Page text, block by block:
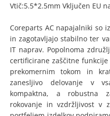
Vtič:5.5*2.5mm Vključen EU
Coreparts AC napajalniki so
in zagotavljajo stabilno ter
IT naprav. Popolnoma
certificirane zaščitne
prekomernim tokom in
zanesljivo delovanje v
kompaktna, a robustna
rokovanje in vzdržljivost v